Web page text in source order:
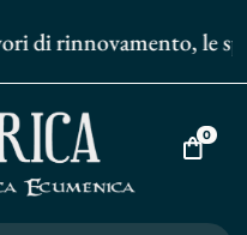
di rinnovamento, le
Vai
0